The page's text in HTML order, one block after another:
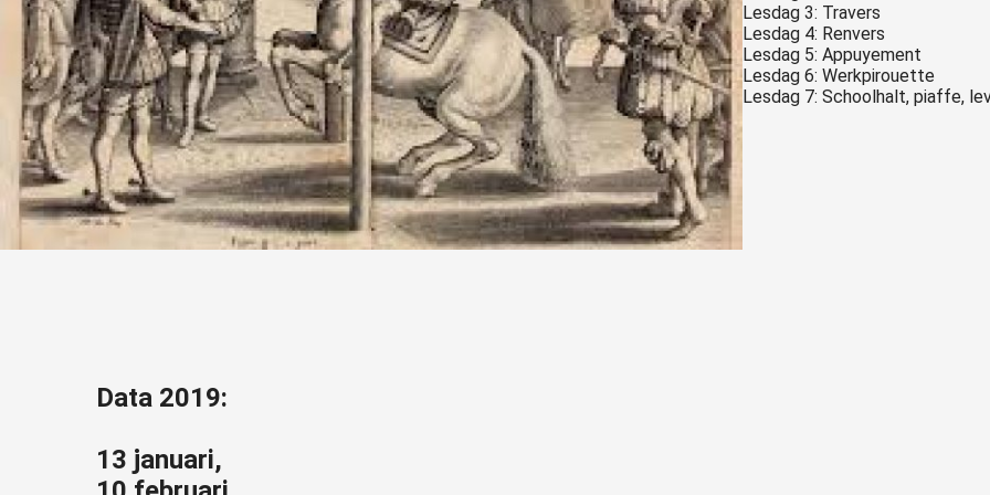
Lesdag 3: Travers
Lesdag 4: Renvers
Lesdag 5: Appuyement
Lesdag 6: Werkpirouette
Lesdag 7: Schoolhalt, piaffe,
Data 2019:
13 januari,